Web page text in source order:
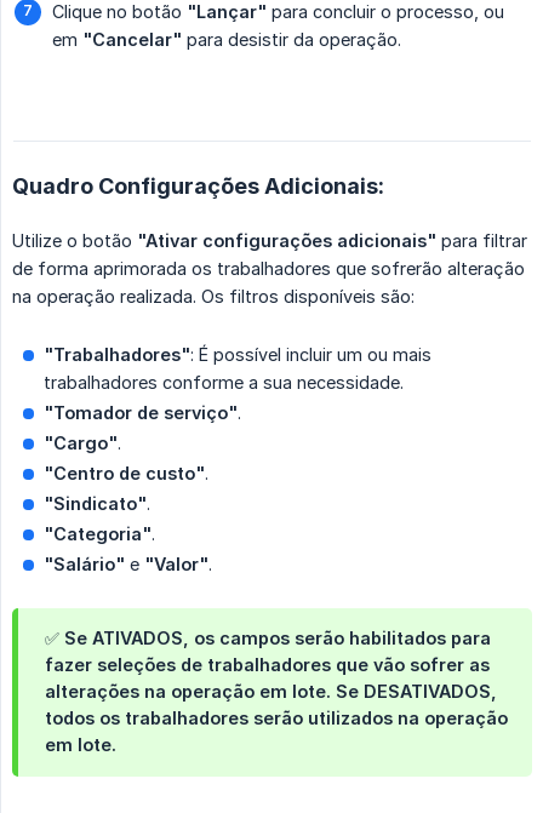
Clique no botão "Lançar" para concluir o processo, ou
em "Cancelar" para desistir da operação.
Quadro Configurações Adicionais:
Utilize o botão "Ativar configurações adicionais" para filtrar
de forma aprimorada os trabalhadores que sofrerão alteração
na operação realizada. Os filtros disponíveis são:
"Trabalhadores": É possível incluir um ou mais
trabalhadores conforme a sua necessidade.
"Tomador de serviço".
"Cargo".
"Centro de custo".
"Sindicato".
"Categoria".
"Salário" e "Valor".
✅ Se ATIVADOS , os campos serão habilitados para
fazer seleções de trabalhadores que vão sofrer as
alterações na operação em lote. Se DESATIVADOS
todos os trabalhadores serão utilizados na operação
em lote.